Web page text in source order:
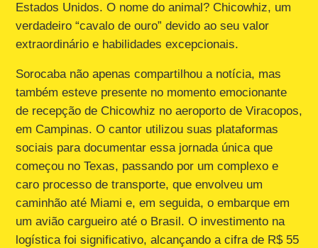
Estados Unidos. O nome do animal? Chicowhiz, um
verdadeiro “cavalo de ouro” devido ao seu valor
extraordinário e habilidades excepcionais.
Sorocaba não apenas compartilhou a notícia, mas
também esteve presente no momento emocionante
de recepção de Chicowhiz no aeroporto de Viracopos,
em Campinas. O cantor utilizou suas plataformas
sociais para documentar essa jornada única que
começou no Texas, passando por um complexo e
caro processo de transporte, que envolveu um
caminhão até Miami e, em seguida, o embarque em
um avião cargueiro até o Brasil. O investimento na
logística foi significativo, alcançando a cifra de R$ 55